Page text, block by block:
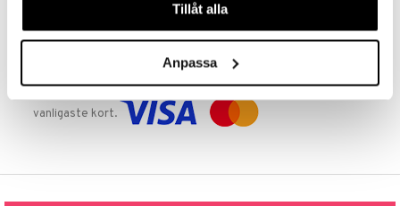
Tillåt alla
Anpassa
GODKÄND AV LÄKEMEDELSVERKET
Läkemedelsverket gällande försäljning av läkemedel.
TRYGGA KÖP
Handla tryggt & säkert via faktura, delbetalning eller marknadens
vanligaste kort.